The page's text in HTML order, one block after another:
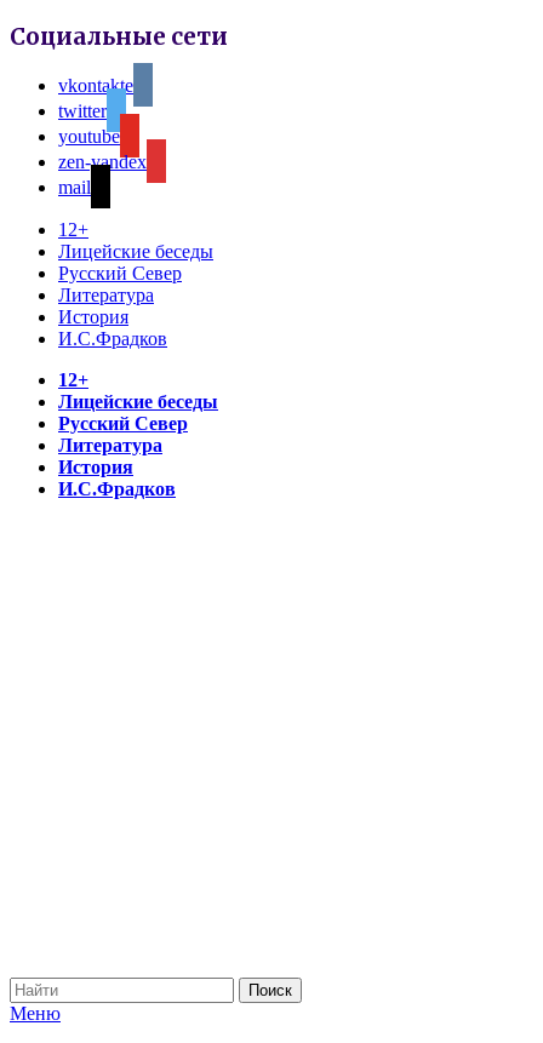
Социальные сети
vkontakte
twitter
youtube
zen-yandex
mail
12+
Лицейские беседы
Русский Север
Литература
История
И.С.Фрадков
12+
Лицейские беседы
Русский Север
Литература
История
И.С.Фрадков
Меню